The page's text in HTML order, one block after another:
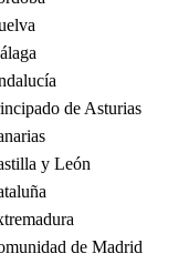
de Asturias
y León
de Madrid